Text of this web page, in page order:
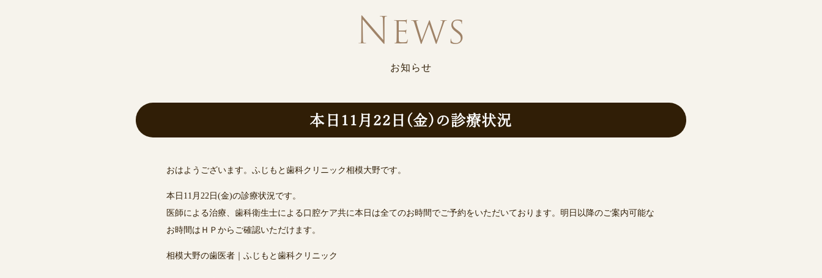
お知らせ
本日11月22日(金)の診療状況
おはようございます。ふじもと歯科クリニック相模大野です。
本日11月22日(金)の診療状況です。
医師による治療、歯科衛生士による口腔ケア共に本日は全てのお時間でご予約をいただいております。明日以降のご案内可能な
お時間はＨＰからご確認いただけます。
相模大野の歯医者｜ふじもと歯科クリニック